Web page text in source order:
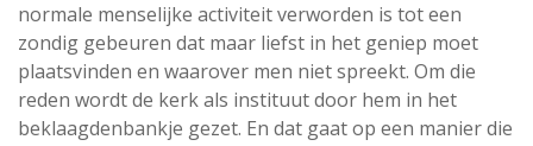
normale menselijke activiteit verworden is tot een
zondig gebeuren dat maar liefst in het geniep moet
plaatsvinden en waarover men niet spreekt. Om die
reden wordt de kerk als instituut door hem in het
beklaagdenbankje gezet. En dat gaat op een manier die